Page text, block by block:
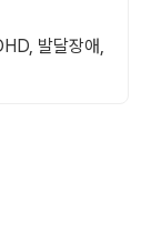
발달장애,